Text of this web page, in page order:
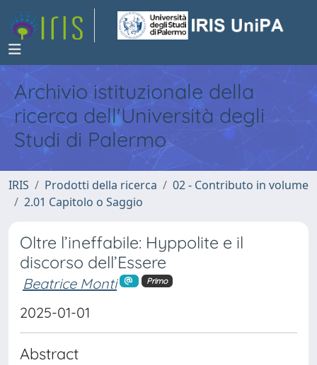
Archivio istituzionale della
ricerca dell'Università degli
Studi di Palermo
IRIS Prodotti della ricerca
02 - Contributo in volume
2.01 Capitolo o Saggio
Oltre l’ineffabile: Hyppolite e il
discorso dell’Essere
Beatrice Monti Primo
2025-01-01
Abstract